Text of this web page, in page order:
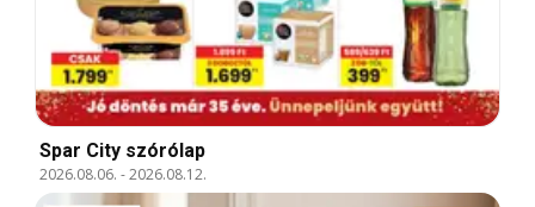
Spar City szórólap
2026.08.06. -2026.08.12.